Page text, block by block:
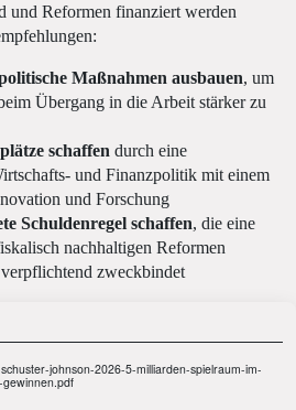
und Reformen finanziert werden
Maßnahmen ausbauen, um
Übergang in die Arbeit stärker zu
schaffen durch eine
und Finanzpolitik mit einem
und Forschung
Schuldenregel schaffen, die eine
nachhaltigen Reformen
zweckbindet
johnson-2026-5-milliarden-spielraum-im-
gewinnen.pdf